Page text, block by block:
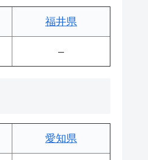
福井県
–
愛知県